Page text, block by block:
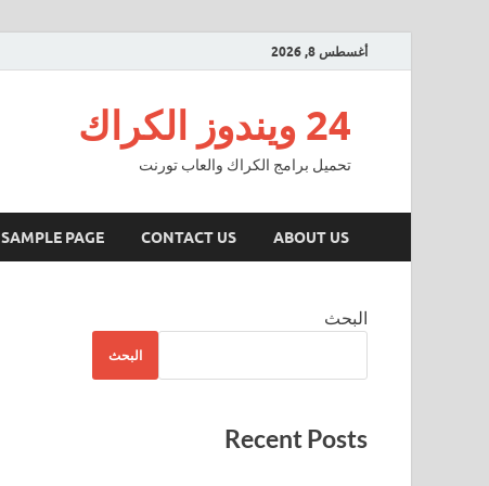
أغسطس 8, 2026
24 ويندوز الكراك
تحميل برامج الكراك والعاب تورنت
ABOUT US
CONTACT US
SAMPLE PAGE
البحث
البحث
Recent Posts